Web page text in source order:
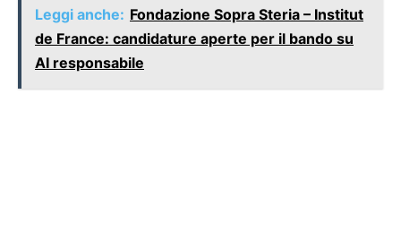
Leggi anche: Fondazione Sopra Steria – Institut
de France: candidature aperte per il bando su
AI responsabile